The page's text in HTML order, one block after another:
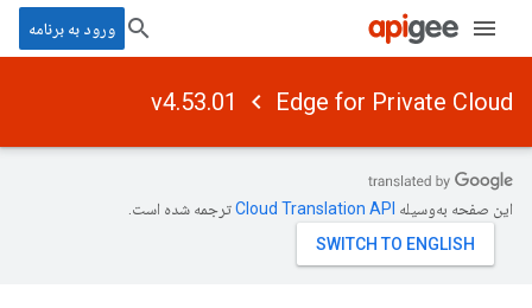
ورود به برنامه
Edge for Private Cloud
v4.53.01
این صفحه به‌وسیله ترجمه شده است.